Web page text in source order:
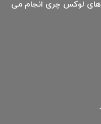
لوکس چری انجام می